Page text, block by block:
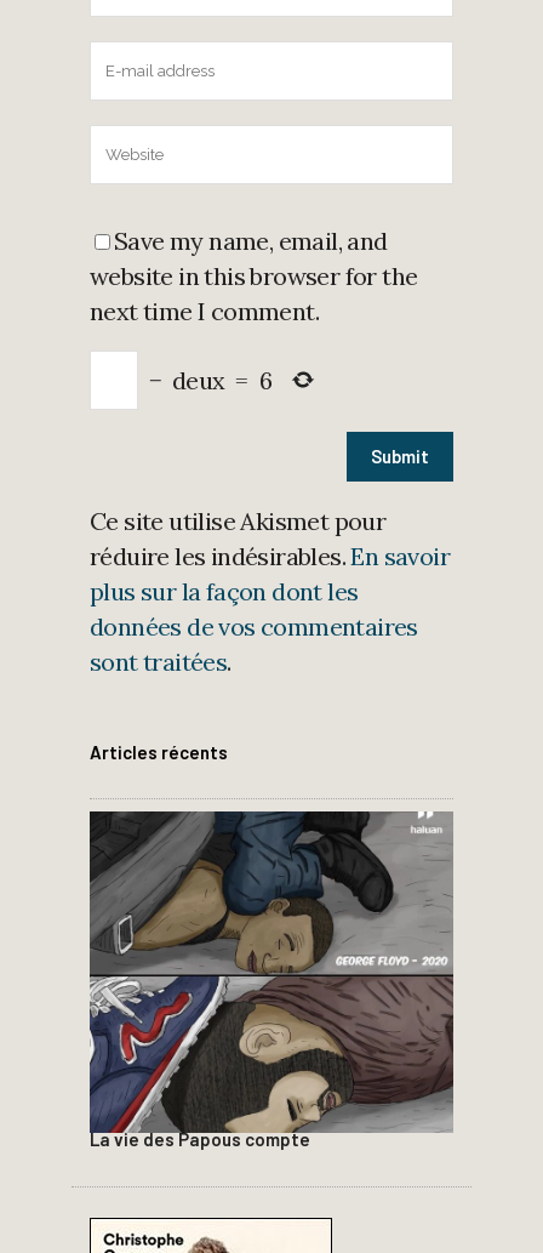
Save my name, email, and
website in this browser for the
next time I comment.
− deux = 6
Ce site utilise Akismet pour
réduire les indésirables.En savoir
plus sur la façon dont les
données de vos commentaires
sont traitées.
Articles récents
La vie des Papous compte